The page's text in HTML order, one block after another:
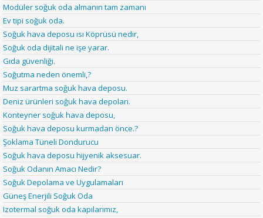
Modüler soğuk oda almanın tam zamanı
Ev tipi soğuk oda.
Soğuk hava deposu ısı Köprüsü nedir,
Soğuk oda dijitali ne işe yarar.
Gıda güvenliği.
Soğutma neden önemli,?
Muz sarartma soğuk hava deposu.
Deniz ürünleri soğuk hava depoları.
Konteyner soğuk hava deposu,
Soğuk hava deposu kurmadan önce.?
Şoklama Tüneli Dondurucu
Soğuk hava deposu hijyenik aksesuar.
Soğuk Odanın Amacı Nedir?
Soğuk Depolama ve Uygulamaları
Güneş Enerjili Soğuk Oda
Izotermal soğuk oda kapılarımız,